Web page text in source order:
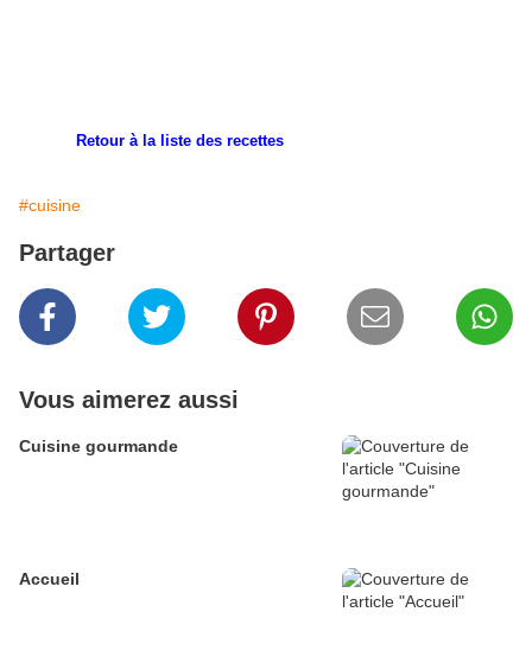
Retour à la liste des recettes
#cuisine
Partager
Vous aimerez aussi
Cuisine gourmande
Accueil